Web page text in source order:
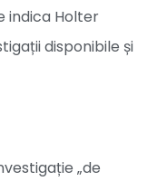
indica Holter
disponibile și
„de